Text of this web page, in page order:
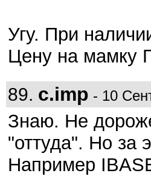
Угу. При
Цену на мамку
89. c.imp - 10
Знаю. Не
"оттуда". Но за
Например